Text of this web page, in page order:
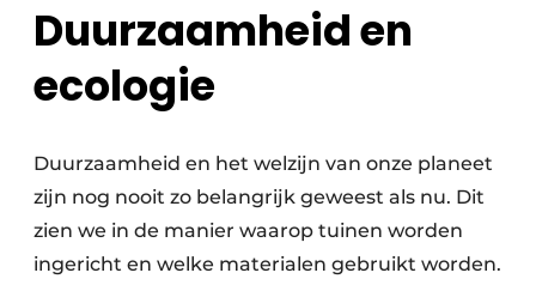
Duurzaamheid en
ecologie
Duurzaamheid en het welzijn van onze planeet
zijn nog nooit zo belangrijk geweest als nu. Dit
zien we in de manier waarop tuinen worden
ingericht en welke materialen gebruikt worden.